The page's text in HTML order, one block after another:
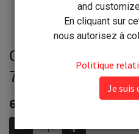
Olysée Crème
75ml - O'lysée -
6,90
and
En cliquant sur
nous autorisez à
Politique
Je suis